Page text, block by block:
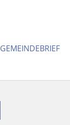
GEMEINDEBRIEF